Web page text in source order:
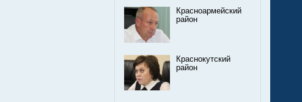
Красноармейский
район
Краснокутский
район